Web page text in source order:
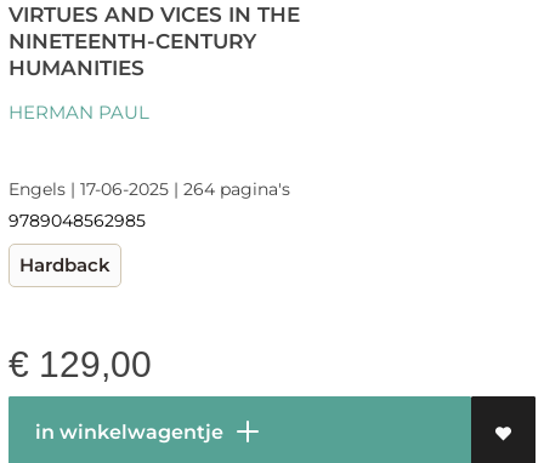
VIRTUES AND VICES IN THE
NINETEENTH-CENTURY
HUMANITIES
HERMAN PAUL
Engels | 17-06-2025 | 264 pagina's
9789048562985
Hardback
€ 129,00
in winkelwagentje